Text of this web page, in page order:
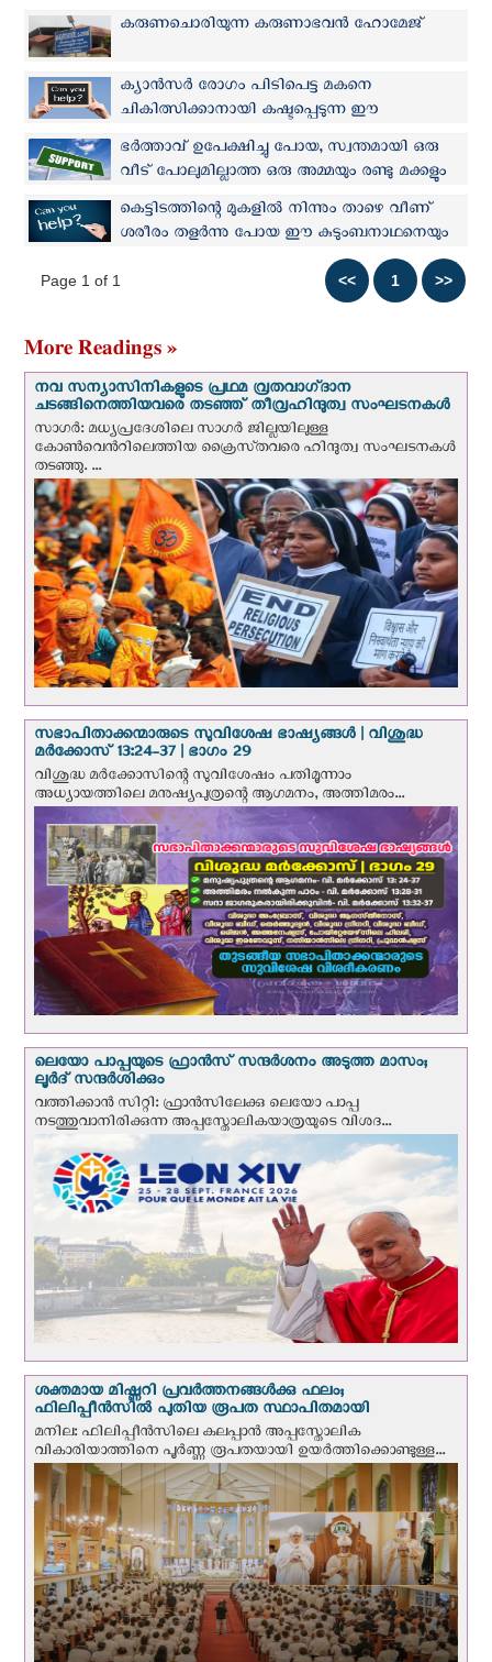
അദ്ദേഹത്തോടൊപ്പം നമുക്കും പങ്കുചേരാം
കരുണചൊരിയുന്ന കരുണാഭവന്‍ ഹോമേജ്
ക്യാൻസർ രോഗം പിടിപെട്ട മകനെ
ചികിത്സിക്കാനായി കഷ്ടപ്പെടുന്ന ഈ
പിതാവിനെ നമുക്ക് സഹായിക്കാം.
ഭർത്താവ് ഉപേക്ഷിച്ചു പോയ, സ്വന്തമായി ഒരു
വീട് പോലുമില്ലാത്ത ഒരു അമ്മയും രണ്ടു മക്കളും
നമ്മുടെ മുമ്പിൽ കൈകൾ നീട്ടുന്നു.
കെട്ടിടത്തിന്റെ മുകളിൽ നിന്നും താഴെ വീണ്
ശരീരം തളർന്നു പോയ ഈ കുടുംബനാഥനെയും
കുടുംബത്തെയും നമുക്ക് സഹായിക്കാം.
Page 1 of 1
More Readings »
നവ സന്യാസിനികളുടെ പ്രഥമ വ്രതവാഗ്‌ദാന
ചടങ്ങിനെത്തിയവരെ തടഞ്ഞ് തീവ്രഹിന്ദുത്വ സംഘടനകള്‍
സാഗർ: മധ്യപ്രദേശിലെ സാഗർ ജില്ലയിലുള്ള
കോൺവെന്‍റിലെത്തിയ ക്രൈസ്‌തവരെ ഹിന്ദുത്വ സംഘടനകൾ
തടഞ്ഞു. ...
സഭാപിതാക്കന്മാരുടെ സുവിശേഷ ഭാഷ്യങ്ങള്‍ | വിശുദ്ധ
മര്‍ക്കോസ് 13:24-37 | ഭാഗം 29
വിശുദ്ധ മര്‍ക്കോസിന്റെ സുവിശേഷം പതിമൂന്നാം
അധ്യായത്തിലെ മനുഷ്യപുത്രന്റെ ആഗമനം, അത്തിമരം...
ലെയോ പാപ്പയുടെ ഫ്രാന്‍സ് സന്ദര്‍ശനം അടുത്ത മാസം;
ലൂര്‍ദ് സന്ദര്‍ശിക്കും
വത്തിക്കാന്‍ സിറ്റി: ഫ്രാൻസിലേക്കു ലെയോ പാപ്പ
നടത്തുവാനിരിക്കുന്ന അപ്പസ്തോലികയാത്രയുടെ വിശദ...
ശക്തമായ മിഷ്ണറി പ്രവർത്തനങ്ങൾക്കു ഫലം;
ഫിലിപ്പീൻസിൽ പുതിയ രൂപത സ്ഥാപിതമായി
മനില: ഫിലിപ്പീൻസിലെ കലപ്പാൻ അപ്പസ്തോലിക
വികാരിയാത്തിനെ പൂർണ്ണ രൂപതയായി ഉയർത്തിക്കൊണ്ടുള്ള...